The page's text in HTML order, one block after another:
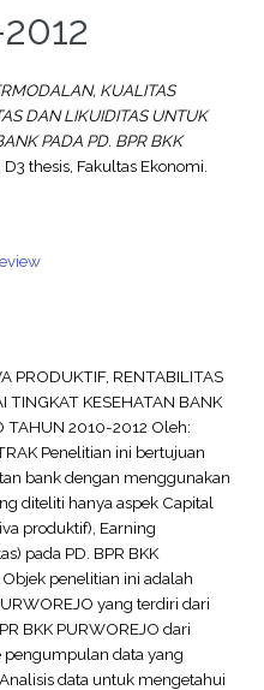
KUALITAS
DAN LIKUIDITAS UNTUK
PADA PD. BPR BKK
D3 thesis, Fakultas Ekonomi.
PRODUKTIF, RENTABILITAS
TINGKAT KESEHATAN BANK
TAHUN 2010-2012 Oleh:
Penelitian ini bertujuan
bank dengan menggunakan
diteliti hanya aspek Capital
produktif), Earning
pada PD. BPR BKK
penelitian ini adalah
yang terdiri dari
BKK PURWOREJO dari
pengumpulan data yang
data untuk mengetahui